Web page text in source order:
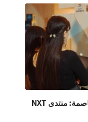
من صفاقس إلى تونس العاصمة: منتدى NXT